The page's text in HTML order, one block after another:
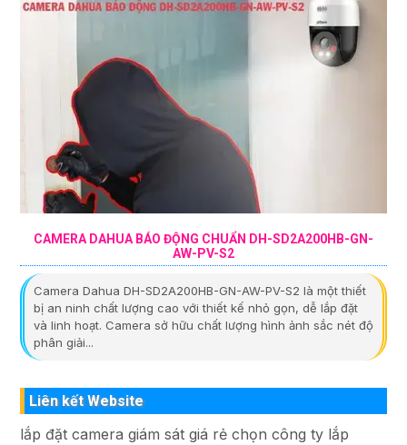
CAMERA DAHUA BÁO ĐỘNG CHUẨN DH-SD2A200HB-GN-
AW-PV-S2
Camera Dahua DH-SD2A200HB-GN-AW-PV-S2 là một thiết
bị an ninh chất lượng cao với thiết kế nhỏ gọn, dễ lắp đặt
và linh hoạt. Camera sở hữu chất lượng hình ảnh sắc nét độ
phân giải...
Liên kết Website
lắp đặt camera giám sát giá rẻ chọn công ty lắp